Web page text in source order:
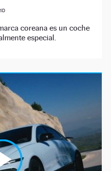
coreana es un coche
especial.